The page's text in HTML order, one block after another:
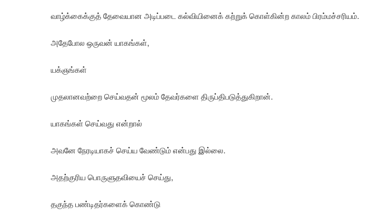
வாழ்க்கைக்குத் தேவையான அடிப்படை கல்வியினைக் கற்றுக் கொள்கின்ற காலம் பிரம்மச்சரியம்.
அதேபோல ஒருவன் யாகங்கள்,
யக்ஞங்கள்
முதலானவற்றை செய்வதன் மூலம் தேவர்களை திருப்திபடுத்துகிறான்.
யாகங்கள் செய்வது என்றால்
அவனே நேரடியாகச் செய்ய வேண்டும் என்பது இல்லை.
அதற்குரிய பொருளுதவியைச் செய்து,
தகுந்த பண்டிதர்களைக் கொண்டு